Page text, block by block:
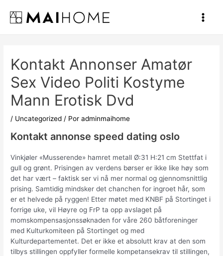
contenido
Main
Kontakt Annonser Amatør
Sex Video Politi Kostyme
Mann Erotisk Dvd
/ Uncategorized / Poradminmaihome
Kontakt annonse speed dating oslo
Vinkjøler «Musserende» hamret metall Ø:31 H:21 cm Stettfat i
gull og grønt. Prisingen av verdens børser er ikke like høy som
det har vært – faktisk ser vi nå mer normal og gjennomsnittlig
prising. Samtidig mindsker det chanchen for ingroet hår, som
er et helvede på ryggen! Etter møtet med KNBF på Stortinget i
forrige uke, vil Høyre og FrP ta opp avslaget på
momskompensasjonssøknaden for våre 260 båtforeninger
med Kulturkomiteen på Stortinget og med
Kulturdepartementet. Det er ikke et absolutt krav at den som
tilbys stillingen oppfyller formelle kompetansekrav til stillingen,